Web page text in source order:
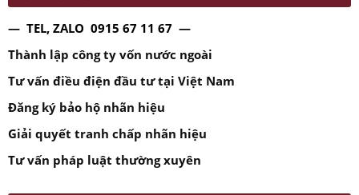
— TEL, ZALO 0915 67 11 67 —
Thành lập công ty vốn nước ngoài
Tư vấn điều điện đầu tư tại Việt Nam
Đăng ký bảo hộ nhãn hiệu
Giải quyết tranh chấp nhãn hiệu
Tư vấn pháp luật thường xuyên